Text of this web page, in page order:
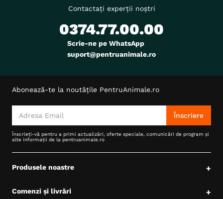
Contactați experții noștri
0374.77.00.00
Scrie-ne pe WhatsApp
suport@pentruanimale.ro
Abonează-te la noutățile PentruAnimale.ro
Înscriere
Înscrieți-vă pentru a primi actualizări, oferte speciale, comunicări de program și
alte informații de la pentruanimale.ro
Produsele noastre +
Comenzi și livrări +